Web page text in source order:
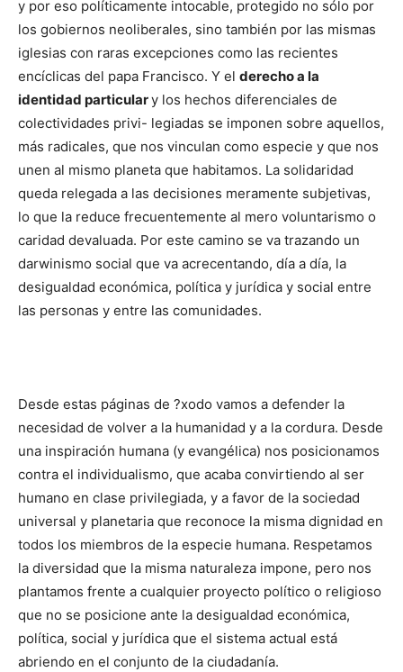
y por eso políticamente intocable, protegido no sólo por
los gobiernos neoliberales, sino también por las mismas
iglesias con raras excepciones como las recientes
encíclicas del papa Francisco. Y el derecho a la
identidad particulary los hechos diferenciales de
colectividades privi- legiadas se imponen sobre aquellos,
más radicales, que nos vinculan como especie y que nos
unen al mismo planeta que habitamos. La solidaridad
queda relegada a las decisiones meramente subjetivas,
lo que la reduce frecuentemente al mero voluntarismo o
caridad devaluada. Por este camino se va trazando un
darwinismo social que va acrecentando, día a día, la
desigualdad económica, política y jurídica y social entre
las personas y entre las comunidades.
Desde estas páginas de ?xodo vamos a defender la
necesidad de volver a la humanidad y a la cordura. Desde
una inspiración humana (y evangélica) nos posicionamos
contra el individualismo, que acaba convirtiendo al ser
humano en clase privilegiada, y a favor de la sociedad
universal y planetaria que reconoce la misma dignidad en
todos los miembros de la especie humana. Respetamos
la diversidad que la misma naturaleza impone, pero nos
plantamos frente a cualquier proyecto político o religioso
que no se posicione ante la desigualdad económica,
política, social y jurídica que el sistema actual está
abriendo en el conjunto de la ciudadanía.